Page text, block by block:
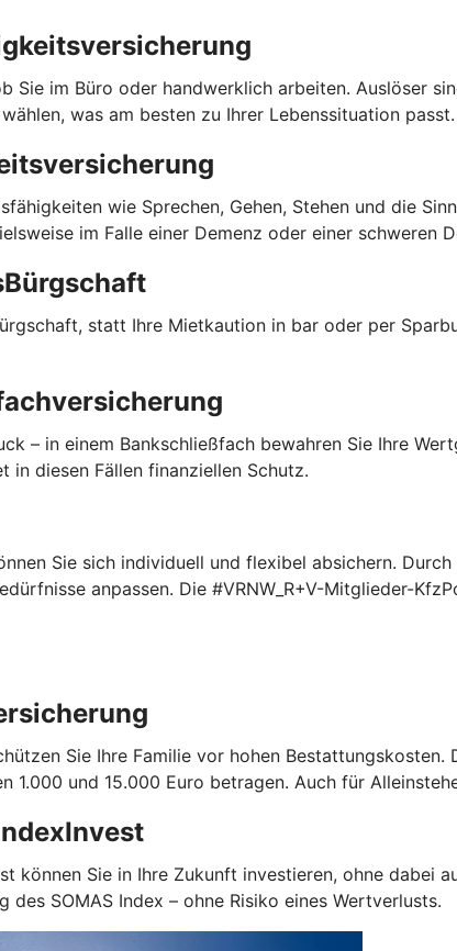
Sie im Büro oder handwerklich arbeiten. Auslöser
was am besten zu Ihrer Lebenssituation passt.
wie Sprechen, Gehen, Stehen und die
im Falle einer Demenz oder einer schweren
statt Ihre Mietkaution in bar oder per
– in einem Bankschließfach bewahren Sie Ihre
in diesen Fällen finanziellen Schutz.
Sie sich individuell und flexibel absichern.
anpassen. Die #VRNW_R+V-Mitglieder-
Sie Ihre Familie vor hohen
1.000 und 15.000 Euro betragen. Auch für
können Sie in Ihre Zukunft investieren, ohne dabei
SOMAS Index – ohne Risiko eines Wertverlusts.